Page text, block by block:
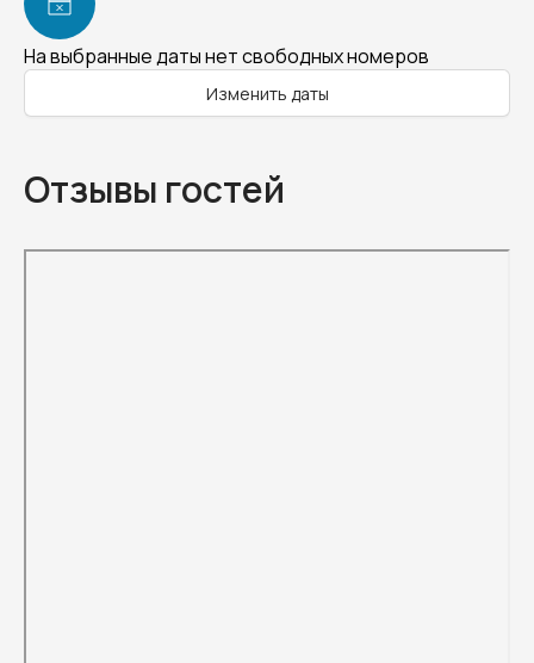
На выбранные даты нет свободных номеров
Изменить даты
Отзывы гостей